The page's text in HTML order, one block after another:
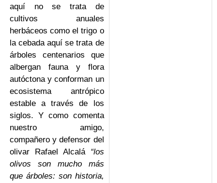
aquí no se trata de
cultivos anuales
herbáceos como el trigo o
la cebada aquí se trata de
árboles centenarios que
albergan fauna y flora
autóctona y conforman un
ecosistema antrópico
estable a través de los
siglos. Y como comenta
nuestro amigo,
compañero y defensor del
olivar Rafael Alcalá “los
olivos son mucho más
que árboles: son historia,